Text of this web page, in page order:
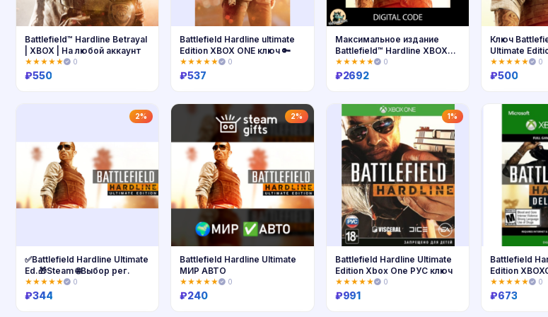
Battlefield™ Hardline Betrayal
| XBOX | На любой аккаунт
★★★★★ 0
₽550
Battlefield Hardline ultimate
Edition XBOX ONE ключ 🔑
★★★★★ 0
₽537
Купить
Максимальное издание
Battlefield™ Hardline XBOX
Ключ 🔑
★★★★★ 0
₽2692
Ключ
Ultimate
Xbox Series
Код]
★★★★★ 0
₽500
2%
✅Battlefield Hardline Ultimate
Ed.🎁Steam 🌐Выбор рег.
★★★★★ 0
₽344
2%
Battlefield Hardline Ultimate
МИР АВТО
★★★★★ 0
₽240
1%
Battlefield Hardline Ultimate
Edition Xbox One РУС ключ
★★★★★ 0
₽991
Battlefield
Edition
★★★★★ 0
₽673